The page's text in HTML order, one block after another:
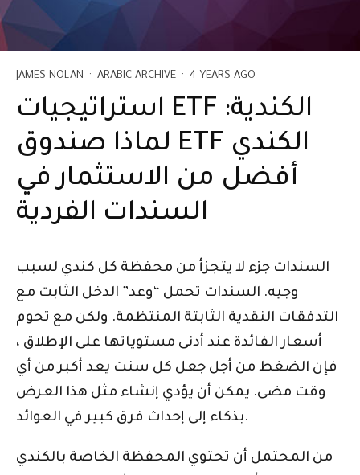
JAMES NOLAN · ARABIC ARCHIVE · 4 YEARS AGO
استراتيجيات ETF الكندية:
لماذا صندوق ETF الكندي
أفضل من الاستثمار في
السندات الفردية
السندات جزء لا يتجزأ من محفظة كل كندي لسبب
وجيه. السندات تحمل “وعد” الدخل الثابت مع
التدفقات النقدية الثابتة المنتظمة. ولكن مع تحوم
أسعار الفائدة عند أدنى مستوياتها على الإطلاق ،
فإن الضغط من أجل جعل كل سنت يعد أكبر من أي
وقت مضى. يمكن أن يؤدي إنشاء مثل هذا العرض
بذكاء إلى إحداث فرق كبير في العوائد.
من المحتمل أن تحتوي المحفظة الخاصة بالكندي